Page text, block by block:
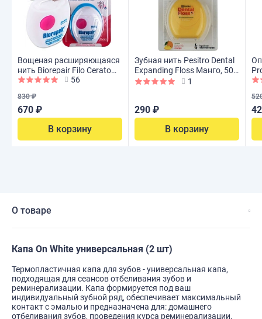
Вощеная расширяющаяся
нить Biorepair Filo Cerato
Espandibile, 30 м
56
830 ₽
670 ₽
В корзину
Зубная нить Pesitro Dental
Expanding Floss Манго, 50
м
1
290 ₽
В корзину
О товаре
Капа On White универсальная (2 шт)
Термопластичная капа для зубов - универсальная капа,
подходящая для сеансов отбеливания зубов и
реминерализации. Капа формируется под ваш
индивидуальный зубной ряд, обеспечивает максимальный
контакт с эмалью и предназначена для: домашнего
отбеливания зубов, проведения курса реминерализации,